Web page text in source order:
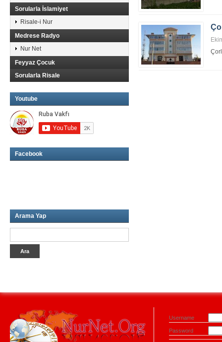
Sorularla İslamiyet
Risale-i Nur
Medrese Radyo
Nur Net
Feyyaz Çocuk
Sorularla Risale
Youtube
Facebook
Arama Yap
Username
Password